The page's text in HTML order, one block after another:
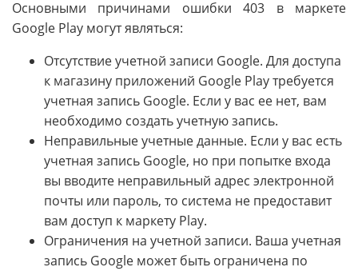
Основными причинами ошибки 403 в маркете
Google Play могут являться:
Отсутствие учетной записи Google. Для доступа
к магазину приложений Google Play требуется
учетная запись Google. Если у вас ее нет, вам
необходимо создать учетную запись.
Неправильные учетные данные. Если у вас есть
учетная запись Google, но при попытке входа
вы вводите неправильный адрес электронной
почты или пароль, то система не предоставит
вам доступ к маркету Play.
Ограничения на учетной записи. Ваша учетная
запись Google может быть ограничена по